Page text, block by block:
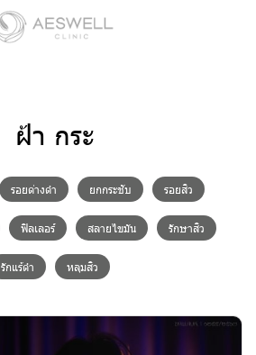
ฝ้า กระ
รอยด่างดำ ยกกระชับ รอยสิว
ฟิลเลอร์ สลายไขมัน รักษาสิว
รักแร้ดำ หลุมสิว